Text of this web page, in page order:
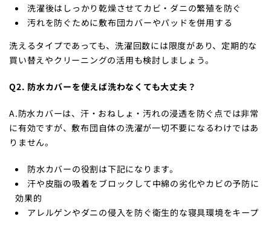
洗濯後はしっかり乾燥させてカビ・ダニの繁殖を防ぐ
汚れを防ぐために敷布団カバーやパッドを併用する
洗えるタイプであっても、洗濯回数には限度があり、定期的な
買い替えやクリーニングの活用も検討しましょう。
Q2. 防水カバーを使えば洗わなくても大丈夫？
A.防水カバーは、汗・おねしょ・汚れの浸透を防ぐ点では非常
に有効ですが、敷布団自体の洗濯が一切不要になるわけではあ
りません。
防水カバーの役割は下記になります。
汗や皮脂の吸着をブロックして中綿の劣化やカビの予防に
効果的
アレルゲンやダニの侵入を防ぐ衛生的な寝具環境をキープ